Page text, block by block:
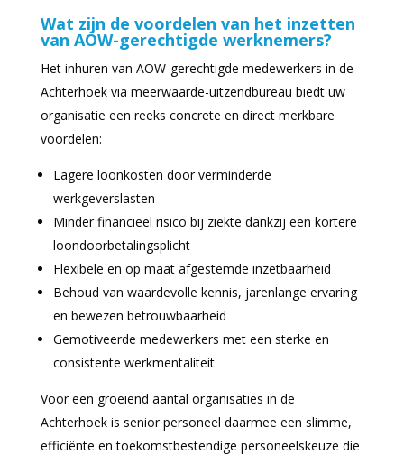
Wat zijn de voordelen van het inzetten
van AOW-gerechtigde werknemers?
Het inhuren van AOW-gerechtigde medewerkers in de
Achterhoek via meerwaarde-uitzendbureau biedt uw
organisatie een reeks concrete en direct merkbare
voordelen:
Lagere loonkosten door verminderde
werkgeverslasten
Minder financieel risico bij ziekte dankzij een kortere
loondoorbetalingsplicht
Flexibele en op maat afgestemde inzetbaarheid
Behoud van waardevolle kennis, jarenlange ervaring
en bewezen betrouwbaarheid
Gemotiveerde medewerkers met een sterke en
consistente werkmentaliteit
Voor een groeiend aantal organisaties in de
Achterhoek is senior personeel daarmee een slimme,
efficiënte en toekomstbestendige personeelskeuze die